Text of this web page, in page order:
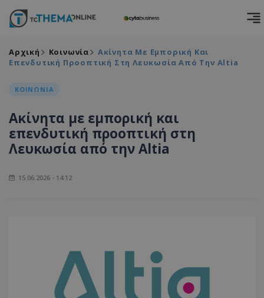
Αρχική Κοινωνία
Ακίνητα Με Εμπορική Και
Επενδυτική Προοπτική Στη Λευκωσία Από Την Altia
ΚΟΙΝΩΝΙΑ
Ακίνητα με εμπορική και
επενδυτική προοπτική στη
Λευκωσία από την Altia
15.06.2026 - 14:12